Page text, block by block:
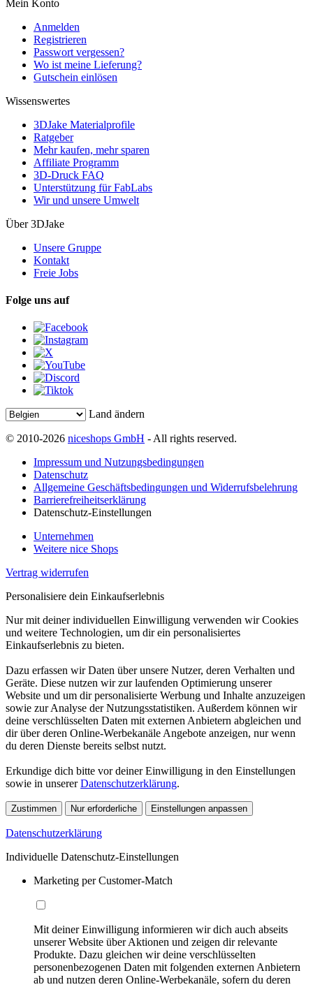
Mein Konto
Anmelden
Registrieren
Passwort vergessen?
Wo ist meine Lieferung?
Gutschein einlösen
Wissenswertes
3DJake Materialprofile
Ratgeber
Mehr kaufen, mehr sparen
Affiliate Programm
3D-Druck FAQ
Unterstützung für FabLabs
Wir und unsere Umwelt
Über 3DJake
Unsere Gruppe
Kontakt
Freie Jobs
Folge uns auf
Land ändern
© 2010-2026 niceshops GmbH - All rights reserved.
Impressum und Nutzungsbedingungen
Datenschutz
Allgemeine Geschäftsbedingungen und Widerrufsbelehrung
Barrierefreiheitserklärung
Datenschutz-Einstellungen
Unternehmen
Weitere nice Shops
Vertrag widerrufen
Personalisiere dein Einkaufserlebnis
Nur mit deiner individuellen Einwilligung verwenden wir Cookies
und weitere Technologien, um dir ein personalisiertes
Einkaufserlebnis zu bieten.
Dazu erfassen wir Daten über unsere Nutzer, deren Verhalten und
Geräte. Diese nutzen wir zur laufenden Optimierung unserer
Website und um dir personalisierte Werbung und Inhalte anzuzeigen
sowie zur Analyse der Nutzungsstatistiken. Außerdem können wir
deine verschlüsselten Daten mit externen Anbietern abgleichen und
dir über deren Online-Werbekanäle Angebote anzeigen, nur wenn
du deren Dienste bereits selbst nutzt.
Erkundige dich bitte vor deiner Einwilligung in den Einstellungen
sowie in unsererDatenschutzerklärung.
Zustimmen Nur erforderliche Einstellungen anpassen
Datenschutzerklärung
Individuelle Datenschutz-Einstellungen
Marketing per Customer-Match
Mit deiner Einwilligung informieren wir dich auch abseits
unserer Website über Aktionen und zeigen dir relevante
Produkte. Dazu gleichen wir deine verschlüsselten
personenbezogenen Daten mit folgenden externen Anbietern
ab und nutzen deren Online-Werbekanäle, sofern du deren